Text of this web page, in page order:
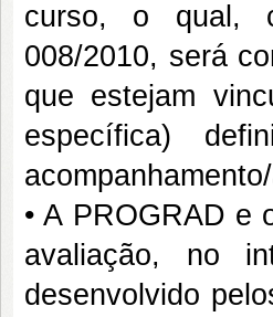
curso, o qual,
008/2010, será
que estejam
específica)
• A PROGRAD e
avaliação, no
desenvolvido